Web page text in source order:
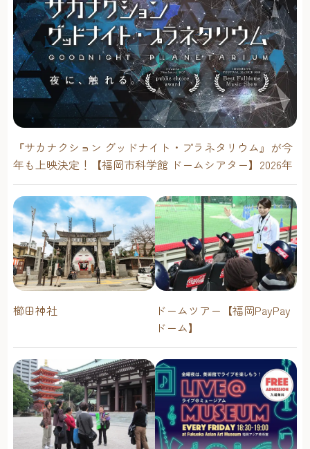
『サカナクション グッドナイト・プラネタリウム』が今
年も上映決定！【福岡市科学館 ドームシアター】2026年
櫛田神社
ドームツアー【福岡PayPay
ドーム】